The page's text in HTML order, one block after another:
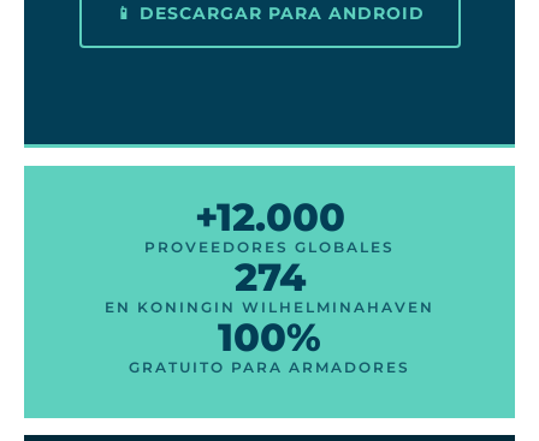
📱 DESCARGAR PARA ANDROID
+12.000
PROVEEDORES GLOBALES
274
EN KONINGIN WILHELMINAHAVEN
100%
GRATUITO PARA ARMADORES